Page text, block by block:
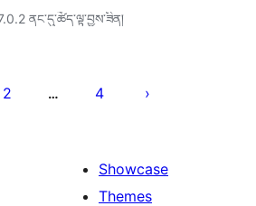
ནང་དུ་ཚོད་ལྟ་བྱས་ཟིན།
2 … 4
Showcase
Themes